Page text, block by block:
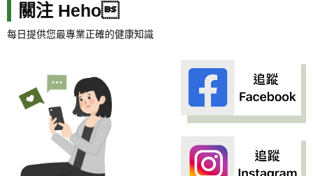
關注 Heho
每日提供您最專業正確的健康知識